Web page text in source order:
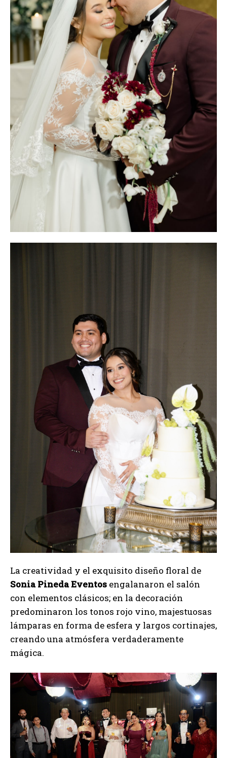
La creatividad y el exquisito diseño floral de
Sonia Pineda Eventos engalanaron el salón
con elementos clásicos; en la decoración
predominaron los tonos rojo vino, majestuosas
lámparas en forma de esfera y largos cortinajes,
creando una atmósfera verdaderamente
mágica.